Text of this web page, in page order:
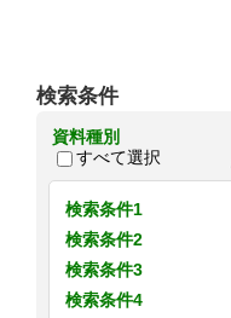
検索条件
資料種別
すべて選択
検索条件1
検索条件2
検索条件3
検索条件4